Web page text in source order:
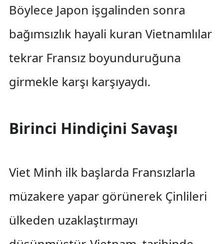
Böylece Japon işgalinden sonra
bağımsızlık hayali kuran Vietnamlılar
tekrar Fransız boyunduruğuna
girmekle karşı karşıyaydı.
Birinci Hindiçini Savaşı
Viet Minh ilk başlarda Fransızlarla
müzakere yapar görünerek Çinlileri
ülkeden uzaklaştırmayı